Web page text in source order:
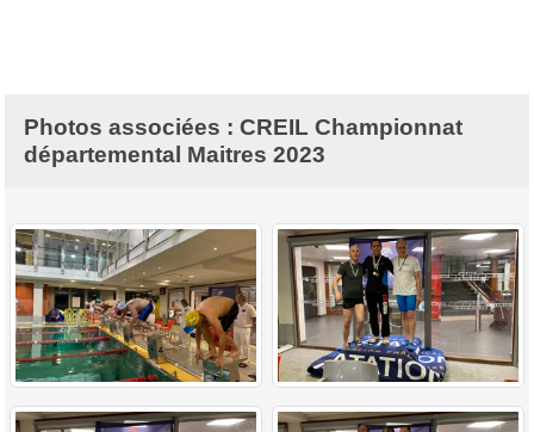
Photos associées : CREIL Championnat
départemental Maitres 2023